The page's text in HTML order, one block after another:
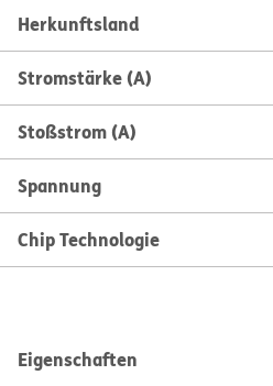
Herkunftsland
Stromstärke (A)
Stoßstrom (A)
Spannung
Chip Technologie
Eigenschaften